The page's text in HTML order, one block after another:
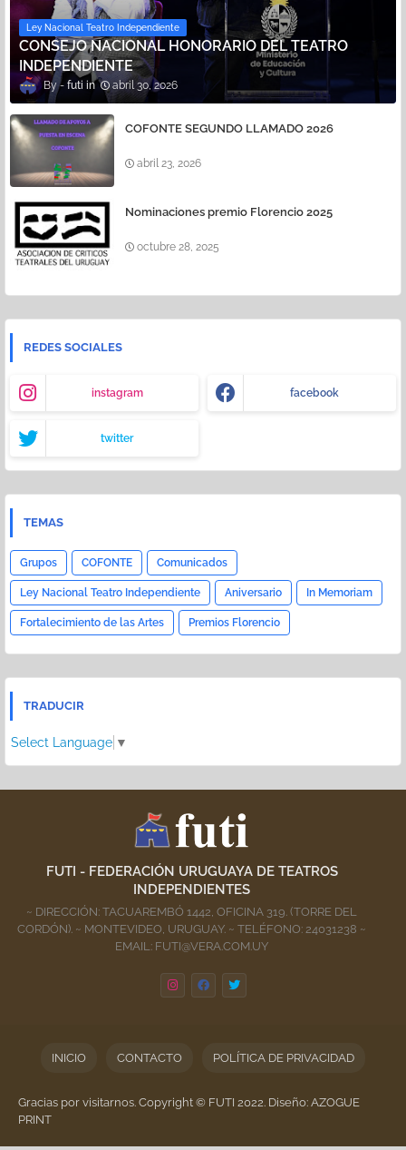
Ley Nacional Teatro Independiente
CONSEJO NACIONAL HONORARIO DEL TEATRO
INDEPENDIENTE
futi abril 30, 2026
COFONTE SEGUNDO LLAMADO 2026
abril 23, 2026
Nominaciones premio Florencio 2025
octubre 28, 2025
REDES SOCIALES
instagram facebook
twitter
TEMAS
Grupos COFONTE Comunicados
Ley Nacional Teatro Independiente Aniversario In Memoriam
Fortalecimiento de las Artes Premios Florencio
TRADUCIR
Select Language ▼
FUTI - FEDERACIÓN URUGUAYA DE TEATROS
INDEPENDIENTES
~ DIRECCIÓN: TACUAREMBÓ 1442, OFICINA 319. (TORRE DEL
CORDÓN). ~ MONTEVIDEO, URUGUAY. ~ TELÉFONO: 24031238 ~
EMAIL: FUTI@VERA.COM.UY
Gracias por visitarnos. Copyright © FUTI 2022. Diseño: AZOGUE
PRINT
INICIO CONTACTO POLÍTICA DE PRIVACIDAD